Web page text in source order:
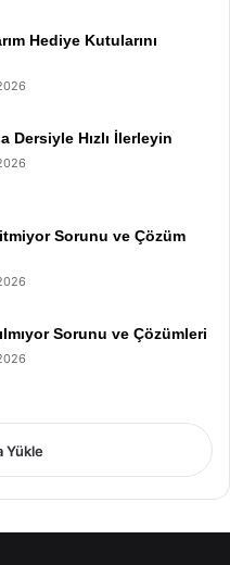
Hediye Kutularını
Dersiyle Hızlı İlerleyin
Sorunu ve Çözüm
Sorunu ve Çözümleri
Yükle